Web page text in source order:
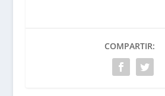
COMPARTIR: